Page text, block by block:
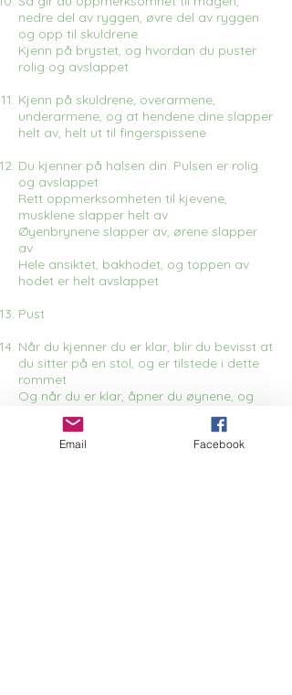
nedre del av ryggen, øvre del av ryggen
og opp til skuldrene
Kjenn på brystet, og hvordan du puster
rolig og avslappet
Kjenn på skuldrene, overarmene,
underarmene, og at hendene dine slapper
helt av, helt ut til fingerspissene
Du kjenner på halsen din. Pulsen er rolig
og avslappet
Rett oppmerksomheten til kjevene,
musklene slapper helt av
Øyenbrynene slapper av, ørene slapper
av
Hele ansiktet, bakhodet, og toppen av
hodet er helt avslappet
Pust
Når du kjenner du er klar, blir du bevisst at
du sitter på en stol, og er tilstede i dette
rommet
Og når du er klar, åpner du øynene, og
strekker deg godt ut
Email Facebook